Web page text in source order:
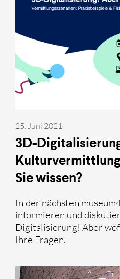
25. Juni 2021
3D-
Sie wissen?
In der nächsten
informieren und
Digitalisierung! Aber
Ihre Fragen.